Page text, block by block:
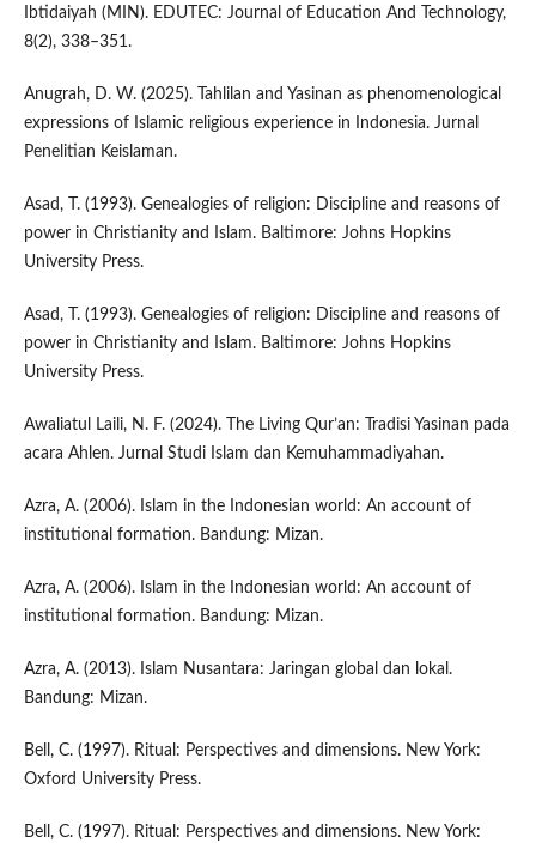
Ibtidaiyah (MIN). EDUTEC: Journal of Education And Technology,
8(2), 338–351.
Anugrah, D. W. (2025). Tahlilan and Yasinan as phenomenological
expressions of Islamic religious experience in Indonesia. Jurnal
Penelitian Keislaman.
Asad, T. (1993). Genealogies of religion: Discipline and reasons of
power in Christianity and Islam. Baltimore: Johns Hopkins
University Press.
Asad, T. (1993). Genealogies of religion: Discipline and reasons of
power in Christianity and Islam. Baltimore: Johns Hopkins
University Press.
Awaliatul Laili, N. F. (2024). The Living Qur’an: Tradisi Yasinan pada
acara Ahlen. Jurnal Studi Islam dan Kemuhammadiyahan.
Azra, A. (2006). Islam in the Indonesian world: An account of
institutional formation. Bandung: Mizan.
Azra, A. (2006). Islam in the Indonesian world: An account of
institutional formation. Bandung: Mizan.
Azra, A. (2013). Islam Nusantara: Jaringan global dan lokal.
Bandung: Mizan.
Bell, C. (1997). Ritual: Perspectives and dimensions. New York:
Oxford University Press.
Bell, C. (1997). Ritual: Perspectives and dimensions. New York: